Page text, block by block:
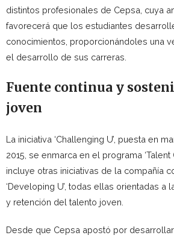
distintos profesionales de Cepsa, cuya
favorecerá que los estudiantes
conocimientos, proporcionándoles una
el desarrollo de sus carreras.
Fuente continua y
joven
La iniciativa ‘Challenging U’, puesta en
2015, se enmarca en el programa ‘Talent
incluye otras iniciativas de la compañía
‘Developing U’, todas ellas orientadas a
y retención del talento joven.
Desde que Cepsa apostó por